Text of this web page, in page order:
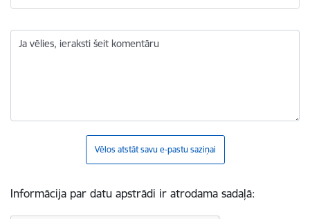
Ja vēlies, ieraksti šeit komentāru
Vēlos atstāt savu e-pastu saziņai
Informācija par datu apstrādi ir atrodama sadaļā: